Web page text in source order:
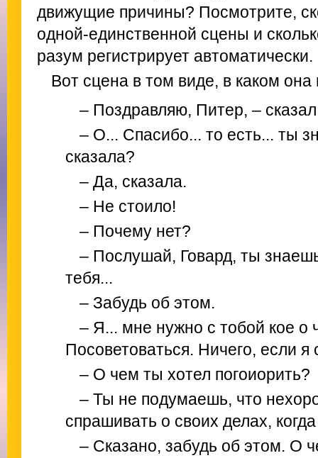
движущие причины? Посмотрите,
одной-единственной сцены и
разум регистрирует автоматически.
Вот сцена в том виде, в каком она
– Поздравляю, Питер, –
– О... Спасибо... то есть... ты
сказала?
– Да, сказала.
– Не стоило!
– Почему нет?
– Послушай, Говард, ты
тебя...
– Забудь об этом.
– Я... мне нужно с тобой кое о
Посоветоваться. Ничего, если я
– О чем ты хотел погоиорить?
– Ты не подумаешь, что
спрашивать о своих делах,
– Сказано, забудь об этом. О